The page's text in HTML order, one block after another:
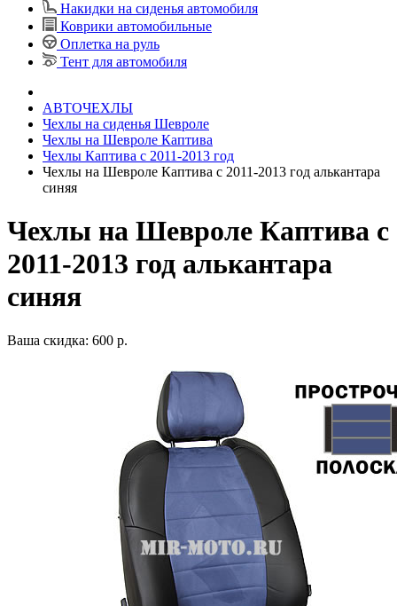
Накидки на сиденья автомобиля
Коврики автомобильные
Оплетка на руль
Тент для автомобиля
АВТОЧЕХЛЫ
Чехлы на сиденья Шевроле
Чехлы на Шевроле Каптива
Чехлы Каптива с 2011-2013 год
Чехлы на Шевроле Каптива с 2011-2013 год алькантара
синяя
Чехлы на Шевроле Каптива с
2011-2013 год алькантара
синяя
Ваша скидка: 600 р.